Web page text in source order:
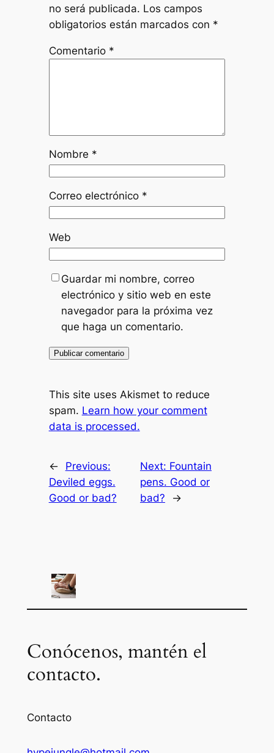
no será publicada. Los campos
obligatorios están marcados con *
Comentario *
Nombre *
Correo electrónico *
Web
Guardar mi nombre, correo
electrónico y sitio web en este
navegador para la próxima vez
que haga un comentario.
This site uses Akismet to reduce
spam. Learn how your comment
data is processed.
←
Previous:
Deviled eggs.
Good or bad?
Next: Fountain
pens. Good or
bad?
→
Conócenos, mantén el
contacto.
Contacto